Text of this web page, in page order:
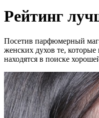
Рейтинг
Посетив парфюмерный
женских духов те,
находятся в поиске